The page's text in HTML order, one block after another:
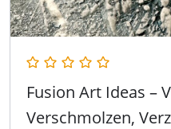
Fusion Art Ideas –
Verschmolzen,